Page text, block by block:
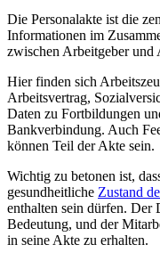
Die Personalakte ist die
Informationen im
zwischen Arbeitgeber und
Hier finden sich
Arbeitsvertrag,
Daten zu Fortbildungen
Bankverbindung. Auch
können Teil der Akte sein.
Wichtig zu betonen ist,
gesundheitliche Zustand
enthalten sein dürfen. Der
Bedeutung, und der
in seine Akte zu erhalten.